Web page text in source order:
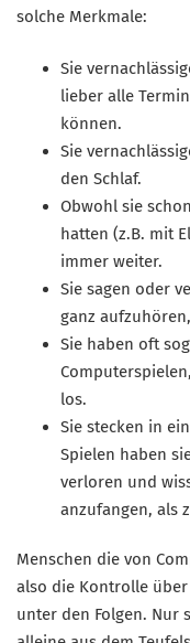
solche Merkmale:
Sie
lieber alle
können.
Sie
den Schlaf.
Obwohl sie
hatten (z.B. mit
immer weiter.
Sie sagen oder
ganz
Sie haben oft
los.
Sie stecken in
Spielen haben
verloren und
anzufangen, als
Menschen die von
also die Kontrolle
unter den Folgen. Nur